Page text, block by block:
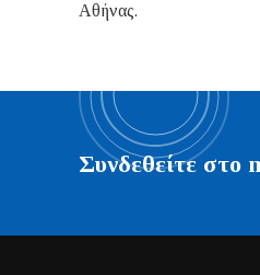
Αθήνας.
Συνδεθείτε στο